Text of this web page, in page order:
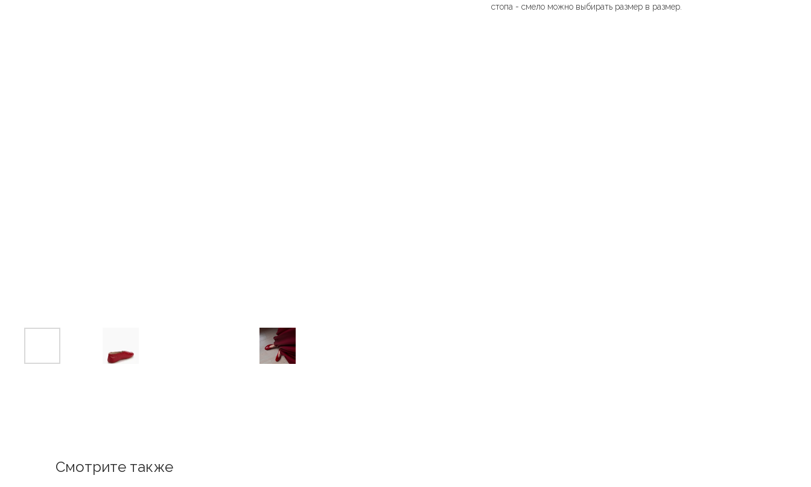
стопа - смело можно выбирать размер в размер.
Смотрите также